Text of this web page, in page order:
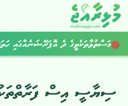
މަސްތުވާތަކެތީގެ ދެ އޮޕަރޭޝަނެއްގައި
ސިޔާސީ އިސް